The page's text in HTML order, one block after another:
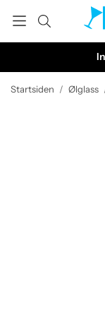
Startsiden / Ølglass